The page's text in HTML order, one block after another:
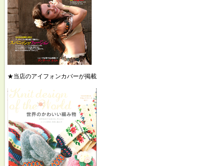
★当店のアイフォンカバーが掲載